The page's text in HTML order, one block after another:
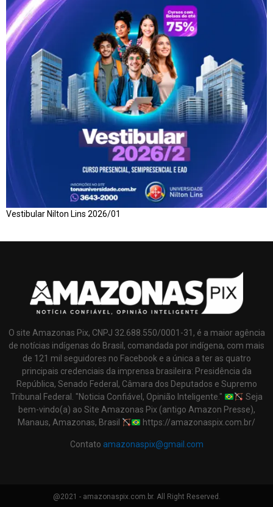
Vestibular Nilton Lins 2026/01
O site Amazonas Pix, CNPJ 32.688.550/0001-31, é a maior agência
de notícias indígenas do Brasil, comandada por indígena, com mais
de 121 mil seguidores no Facebook e a única a ter as quatro
principais credenciais da imprensa brasileira: Presidência da
República, Senado Federal, Câmara dos Deputados e Supremo
Tribunal Federal. "Noticia Confiável, Opinião Inteligente."
Seja
bem-vindo(a) ao Site Amazonas Pix (antigo Amazon Presse),
Manaus, Amazonas, Brasil
https://amazonaspix.com.br/
Contato amazonaspix@gmail.com
@2021 - amazonaspix.com.br. All Right Reserved.